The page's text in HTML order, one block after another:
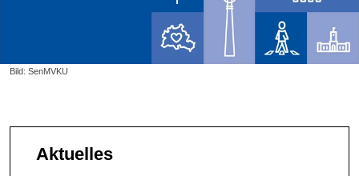
Bild: SenMVKU
Aktuelles